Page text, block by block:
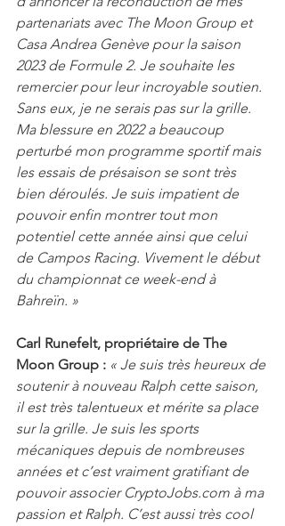
partenariats avec The Moon Group et
Casa Andrea Genève pour la saison
2023 de Formule 2. Je souhaite les
remercier pour leur incroyable soutien.
Sans eux, je ne serais pas sur la grille.
Ma blessure en 2022 a beaucoup
perturbé mon programme sportif mais
les essais de présaison se sont très
bien déroulés. Je suis impatient de
pouvoir enfin montrer tout mon
potentiel cette année ainsi que celui
de Campos Racing. Vivement le début
du championnat ce week-end à
Bahreïn. »
Carl Runefelt, propriétaire de The
Moon Group : « Je suis très heureux de
soutenir à nouveau Ralph cette saison,
il est très talentueux et mérite sa place
sur la grille. Je suis les sports
mécaniques depuis de nombreuses
années et c’est vraiment gratifiant de
pouvoir associer CryptoJobs.com à ma
passion et Ralph. C’est aussi très cool